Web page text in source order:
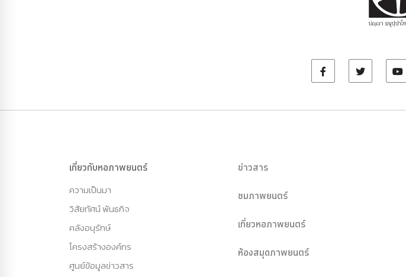
เกี่ยวกับหอภาพยนตร์
ความเป็นมา
วิสัยทัศน์ พันธกิจ
คลังอนุรักษ์
โครงสร้างองค์กร
ศูนย์ข้อมูลข่าวสาร
ข่าวสาร
ชมภาพยนตร์
เที่ยวหอภาพยนตร์
ห้องสมุดภาพยนตร์